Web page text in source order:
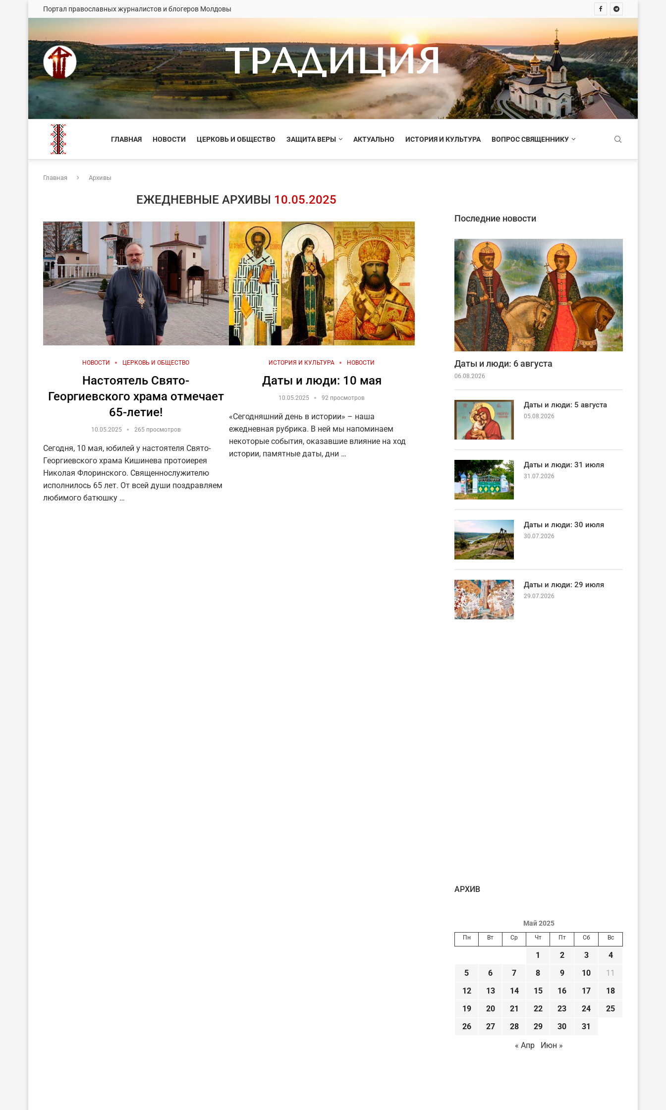
Портал православных журналистов и блогеров Молдовы
ТРАДИЦИЯ
ГЛАВНАЯ НОВОСТИ ЦЕРКОВЬ И ОБЩЕСТВО ЗАЩИТА ВЕРЫ АКТУАЛЬНО ИСТОРИЯ И КУЛЬТУРА ВОПРОС СВЯЩЕННИКУ
Главная Архивы
ЕЖЕДНЕВНЫЕ АРХИВЫ 10.05.2025
НОВОСТИ ЦЕРКОВЬ И ОБЩЕСТВО
Настоятель Свято-
Георгиевского храма отмечает
65-летие!
10.05.2025 265 просмотров
Сегодня, 10 мая, юбилей у настоятеля Свято-
Георгиевского храма Кишинева протоиерея
Николая Флоринского. Священнослужителю
исполнилось 65 лет. От всей души поздравляем
любимого батюшку …
ИСТОРИЯ И КУЛЬТУРА НОВОСТИ
Даты и люди: 10 мая
10.05.2025 92 просмотров
«Сегодняшний день в истории» – наша
ежедневная рубрика. В ней мы напоминаем
некоторые события, оказавшие влияние на ход
истории, памятные даты, дни …
Последние новости
Даты и люди: 6 августа
06.08.2026
Даты и люди: 5 августа
05.08.2026
Даты и люди: 31 июля
31.07.2026
Даты и люди: 30 июля
30.07.2026
Даты и люди: 29 июля
29.07.2026
AРХИВ
Май 2025
Пн Вт Ср Чт Пт Сб Вс
1 2 3
4
5
6 7 8 9 10
11
12
13 14 15 16 17
18
19
20 21 22 23 24
25
26
27 28 29 30
31
« Апр
Июн »